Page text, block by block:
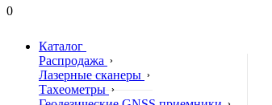
0
Каталог
Распродажа
Лазерные сканеры
Тахеометры